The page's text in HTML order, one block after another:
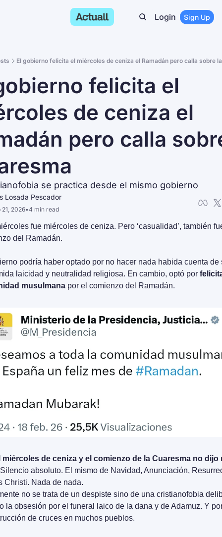
Login Sign Up
El gobierno felicita el miércoles de ceniza el Ramadán pero calla sobre
felicita el
de ceniza el
pero calla
se practica desde el mismo gobierno
Losada Pescador
21, 2026•4 min read
fue miércoles de ceniza. Pero ‘casualidad’, también
del Ramadán.
podría haber optado por no hacer nada habida cuenta de
laicidad y neutralidad religiosa. En cambio, optó por
musulmana por el comienzo del Ramadán.
miércoles de ceniza y el comienzo de la Cuaresma no dijo
absoluto. El mismo de Navidad, Anunciación,
Christi. Nada de nada.
no se trata de un despiste sino de una cristianofobia
la obsesión por el funeral laico de la dana y de Adamuz. Y
de cruces en muchos pueblos.